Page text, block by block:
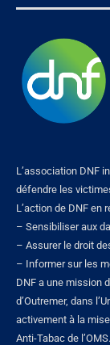
L’association DNF
défendre les
L’action de DNF en
– Sensibiliser aux
– Assurer le droit
– Informer sur les
DNF a une mission
d’Outremer, dans
activement à la
Anti-Tabac de l’OMS.